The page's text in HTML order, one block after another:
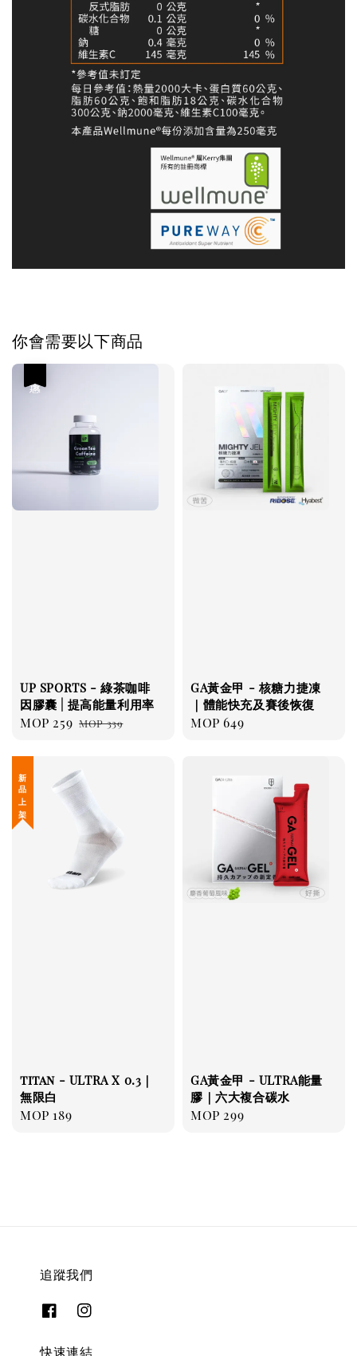
你會需要以下商品
UP SPORTS - 綠茶咖啡
因膠囊 | 提高能量利用率
Sale
MOP 259 Regular
MOP 339
GA黃金甲 - 核糖力捷凍
｜體能快充及賽後恢復
Regular
MOP 649
新 品 上 架
titan - ULTRA X 0.3｜
無限白
Regular
MOP 189
GA黃金甲 - ULTRA能量
膠｜六大複合碳水
Regular
MOP 299
追蹤我們
快速連結